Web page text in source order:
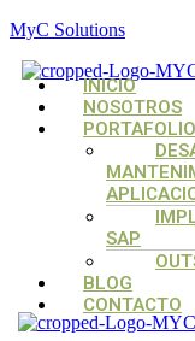
MyC Solutions
Menú
INICIO
NOSOTROS
PORTAFOLIO
SAP
BLOG
CONTACTO
Menú